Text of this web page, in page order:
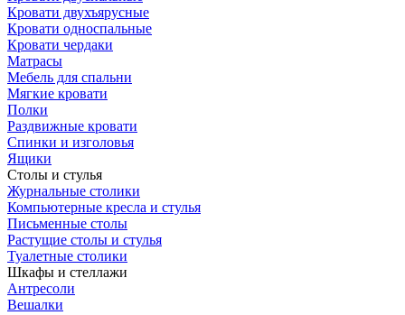
Кровати двухъярусные
Кровати односпальные
Кровати чердаки
Матрасы
Мебель для спальни
Мягкие кровати
Полки
Раздвижные кровати
Спинки и изголовья
Ящики
Столы и стулья
Журнальные столики
Компьютерные кресла и стулья
Письменные столы
Растущие столы и стулья
Туалетные столики
Шкафы и стеллажи
Антресоли
Вешалки